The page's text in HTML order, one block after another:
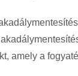
amely a